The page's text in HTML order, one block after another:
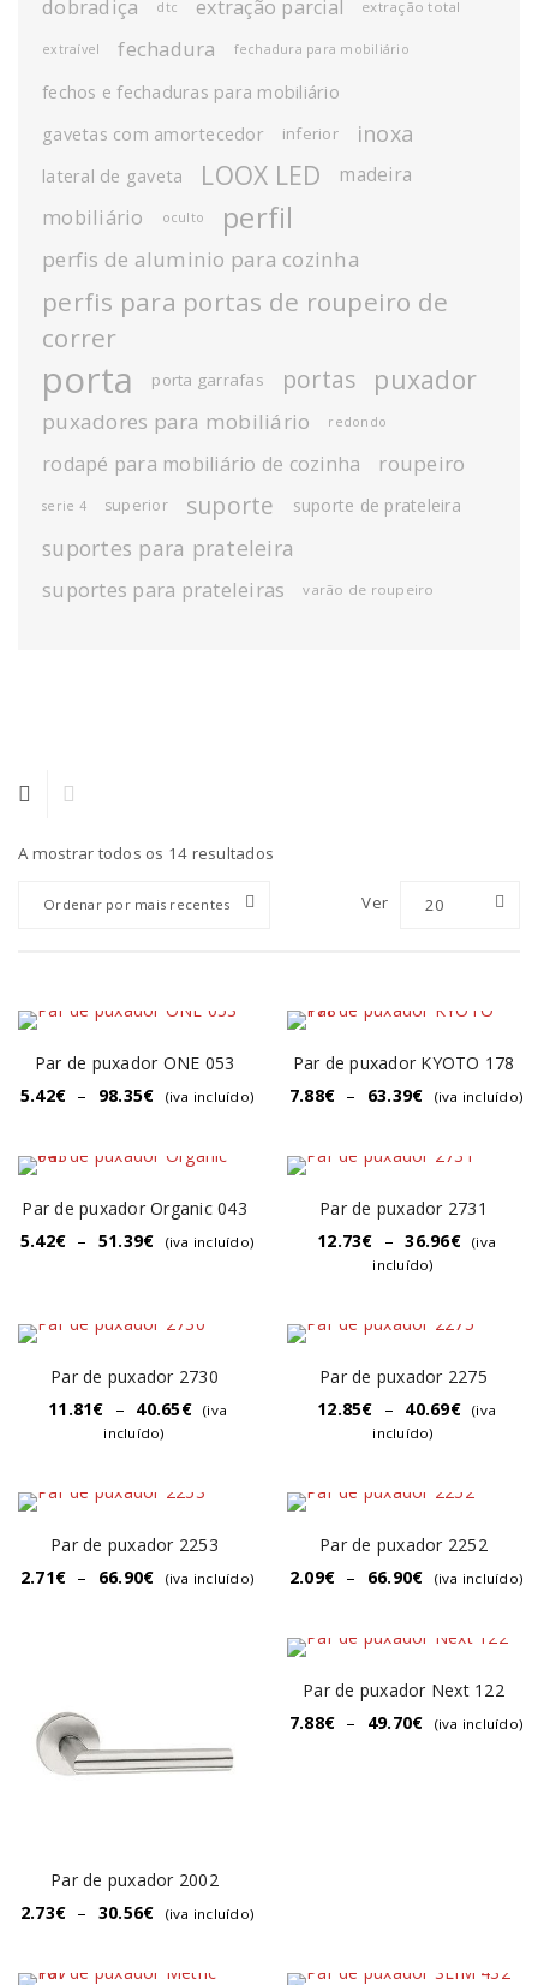
dobradiça dtc extração parcial extração total
extraível fechadura fechadura para mobiliário
fechos e fechaduras para mobiliário
gavetas com amortecedor
inferior inoxa
lateral de gaveta LOOX LED madeira
mobiliário oculto perfil
perfis de aluminio para cozinha
perfis para portas de roupeiro de
correr
porta porta garrafas portas puxador
puxadores para mobiliário redondo
rodapé para mobiliário de cozinha roupeiro
serie 4 superior suporte suporte de prateleira
suportes para prateleira
suportes para prateleiras varão de roupeiro
A mostrar todos os 14 resultados
Ordenar por mais recentes Ver 20
Par de puxador ONE 053
5.42€ – 98.35€ (iva incluído)
Par de puxador KYOTO 178
7.88€ – 63.39€ (iva incluído)
Par de puxador Organic 043
5.42€ – 51.39€ (iva incluído)
Par de puxador 2731
12.73€ – 36.96€
(iva
incluído)
Par de puxador 2730
11.81€ – 40.65€
(iva
incluído)
Par de puxador 2275
12.85€ – 40.69€
(iva
incluído)
Par de puxador 2253
2.71€ – 66.90€ (iva incluído)
Par de puxador 2252
2.09€ – 66.90€ (iva incluído)
Par de puxador 2002
2.73€ – 30.56€ (iva incluído)
Par de puxador Next 122
7.88€ – 49.70€ (iva incluído)